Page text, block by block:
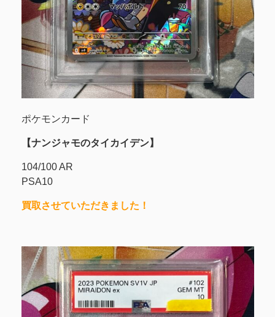
ポケモンカード
【ナンジャモのタイカイデン】
104/100 AR
PSA10
買取させていただきました！